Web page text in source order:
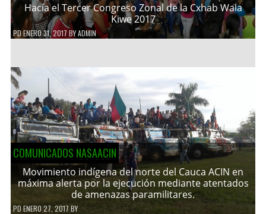
Hacía el Tercer Congreso Zonal de la Cxhab Wala
Kiwe 2017
PDENERO 31, 2017 BYADMIN
COMUNICADOS NASAACIN
Movimiento indígena del norte del Cauca ACIN en
máxima alerta por la ejecución mediante atentados
de amenazas paramilitares.
PDENERO 27, 2017 BY